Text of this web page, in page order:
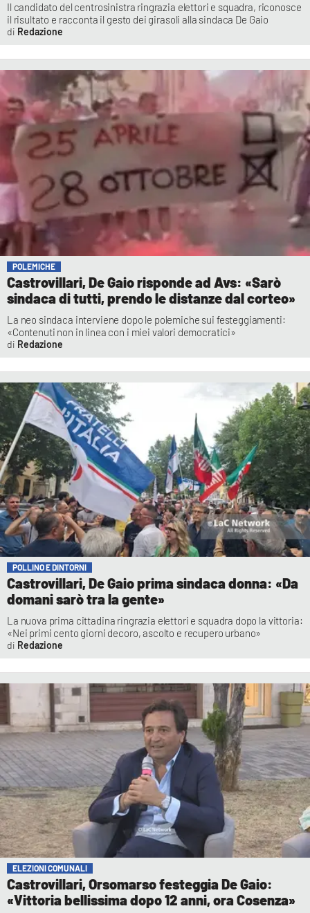
Il candidato del centrosinistra ringrazia elettori e squadra, riconosce
il risultato e racconta il gesto dei girasoli alla sindaca De Gaio
Redazione
POLEMICHE
Castrovillari, De Gaio risponde ad Avs: «Sarò
sindaca di tutti, prendo le distanze dal corteo»
La neo sindaca interviene dopo le polemiche sui festeggiamenti:
«Contenuti non in linea con i miei valori democratici»
Redazione
POLLINO E DINTORNI
Castrovillari, De Gaio prima sindaca donna: «Da
domani sarò tra la gente»
La nuova prima cittadina ringrazia elettori e squadra dopo la vittoria:
«Nei primi cento giorni decoro, ascolto e recupero urbano»
Redazione
ELEZIONI COMUNALI
Castrovillari, Orsomarso festeggia De Gaio:
«Vittoria bellissima dopo 12 anni, ora Cosenza»